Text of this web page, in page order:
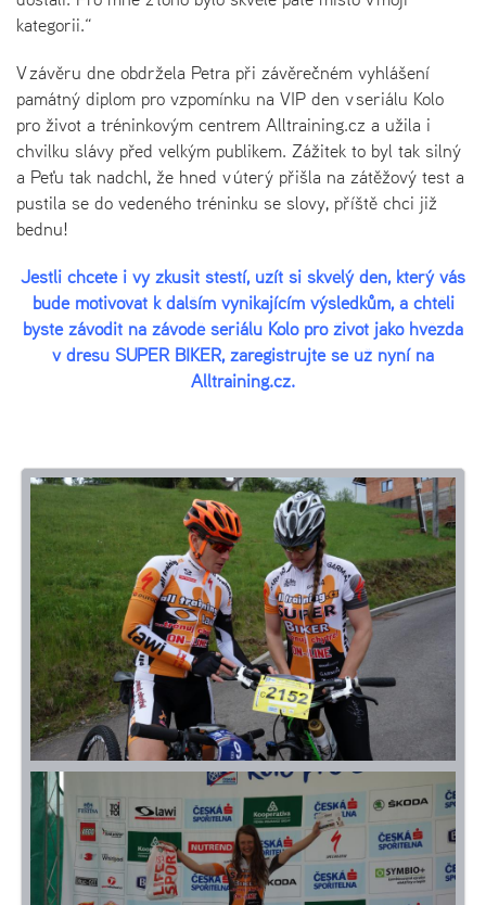
kategorii.“
V závěru dne obdržela Petra při závěrečném vyhlášení
památný diplom pro vzpomínku na VIP den v seriálu Kolo
pro život a tréninkovým centrem Alltraining.cz a užila i
chvilku slávy před velkým publikem. Zážitek to byl tak silný
a Peťu tak nadchl, že hned v úterý přišla na zátěžový test a
pustila se do vedeného tréninku se slovy, příště chci již
bednu!
Jestli chcete i vy zkusit štěstí, užít si skvělý den, který vás
bude motivovat k dalším vynikajícím výsledkům, a chtěli
byste závodit na závodě seriálu Kolo pro život jako hvězda
v dresu SUPER BIKER, zaregistrujte se už nyní na
Alltraining.cz.